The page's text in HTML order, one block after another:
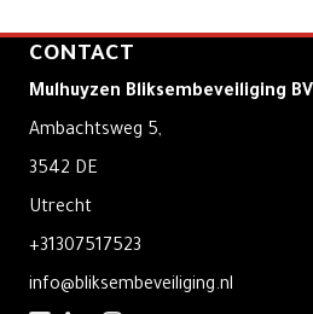
CONTACT
Mulhuyzen Bliksembeveiliging BV
Ambachtsweg 5,
3542 DE
Utrecht
+31307517523
info@bliksembeveiliging.nl